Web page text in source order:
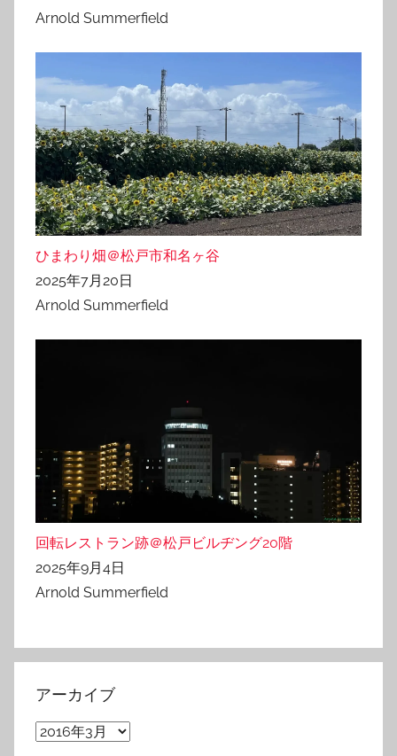
Arnold Summerfield
ひまわり畑＠松戸市和名ヶ谷
2025年7月20日
Arnold Summerfield
回転レストラン跡＠松戸ビルヂング20階
2025年9月4日
Arnold Summerfield
アーカイブ
ア